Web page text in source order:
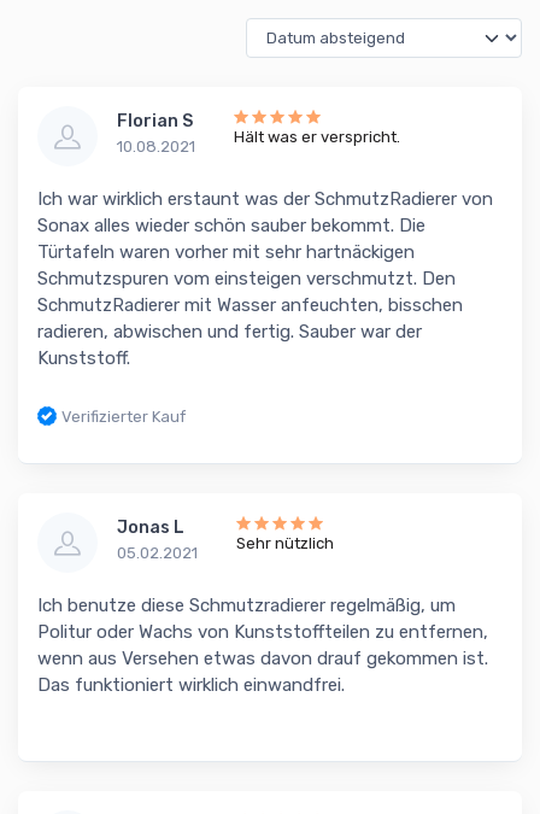
Florian S
10.08.2021
Hält was er verspricht.
Ich war wirklich erstaunt was der SchmutzRadierer von
Sonax alles wieder schön sauber bekommt. Die
Türtafeln waren vorher mit sehr hartnäckigen
Schmutzspuren vom einsteigen verschmutzt. Den
SchmutzRadierer mit Wasser anfeuchten, bisschen
radieren, abwischen und fertig. Sauber war der
Kunststoff.
Verifizierter Kauf
Jonas L
05.02.2021
Sehr nützlich
Ich benutze diese Schmutzradierer regelmäßig, um
Politur oder Wachs von Kunststoffteilen zu entfernen,
wenn aus Versehen etwas davon drauf gekommen ist.
Das funktioniert wirklich einwandfrei.